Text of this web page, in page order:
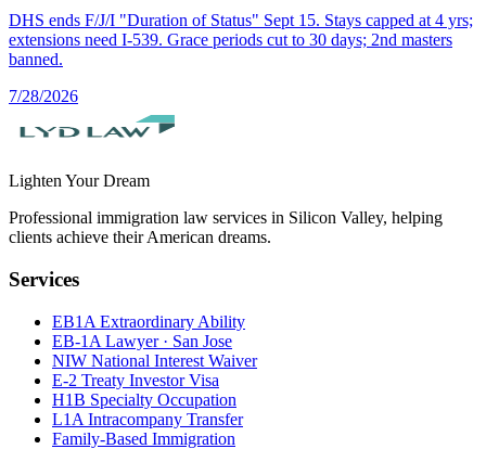
DHS ends F/J/I "Duration of Status" Sept 15. Stays capped at 4 yrs;
extensions need I-539. Grace periods cut to 30 days; 2nd masters
banned.
7/28/2026
Lighten Your Dream
Professional immigration law services in Silicon Valley, helping
clients achieve their American dreams.
Services
EB1A Extraordinary Ability
EB-1A Lawyer · San Jose
NIW National Interest Waiver
E-2 Treaty Investor Visa
H1B Specialty Occupation
L1A Intracompany Transfer
Family-Based Immigration